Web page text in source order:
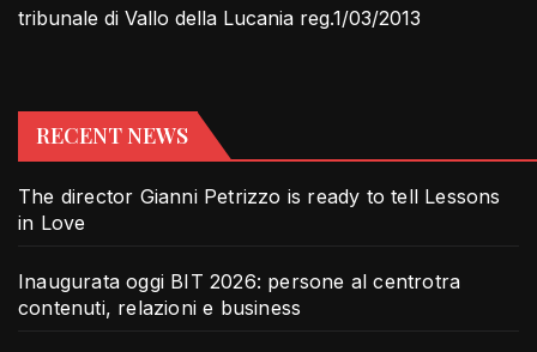
tribunale di Vallo della Lucania reg.1/03/2013
RECENT NEWS
The director Gianni Petrizzo is ready to tell Lessons
in Love
Inaugurata oggi BIT 2026: persone al centrotra
contenuti, relazioni e business